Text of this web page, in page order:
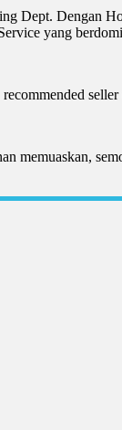
Dept. Dengan
yang
memuaskan,